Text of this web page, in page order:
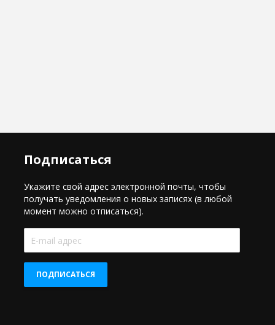
Подписаться
Укажите свой адрес электронной почты, чтобы
получать уведомления о новых записях (в любой
момент можно отписаться).
E-
mail
ПОДПИСАТЬСЯ